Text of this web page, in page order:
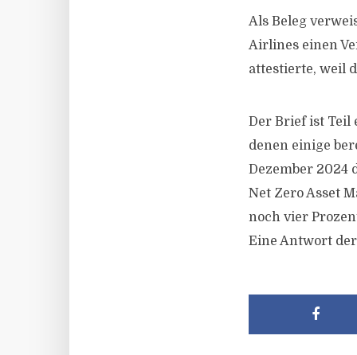
Als Beleg
Airlines einen
attestierte, weil
Der Brief ist Teil
denen einige
Dezember 2024
Net Zero Asset
noch vier
Eine Antwort